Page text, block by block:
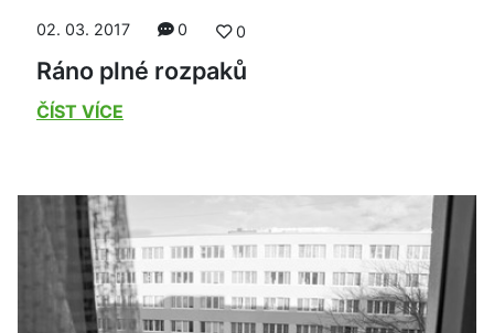
02. 03. 2017 0 0
Ráno plné rozpaků
ČÍST VÍCE